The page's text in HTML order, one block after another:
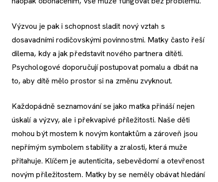
Výzvou je pak i schopnost sladit nový vztah s
dosavadními rodičovskými povinnostmi. Matky často řeší
dilema, kdy a jak představit nového partnera dítěti.
Psychologové doporučují postupovat pomalu a dbát na
to, aby dítě mělo prostor si na změnu zvyknout.
Každopádně seznamování se jako matka přináší nejen
úskalí a výzvy, ale i překvapivé příležitosti. Naše děti
mohou být mostem k novým kontaktům a zároveň jsou
nepřímým symbolem stability a zralosti, která muže
přitahuje. Klíčem je autenticita, sebevědomí a otevřenost
novým příležitostem. Matky by se neměly obávat hledání